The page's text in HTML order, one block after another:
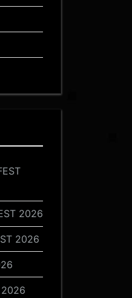
2026
2026
2026